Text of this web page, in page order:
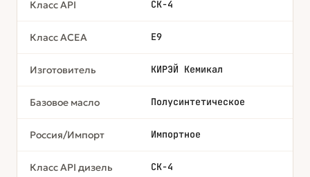
Класс API CK-4
Класс ACEA E9
Изготовитель КИРЭЙ Кемикал
Базовое масло Полусинтетическое
Россия/Импорт Импортное
Класс API дизель CK-4